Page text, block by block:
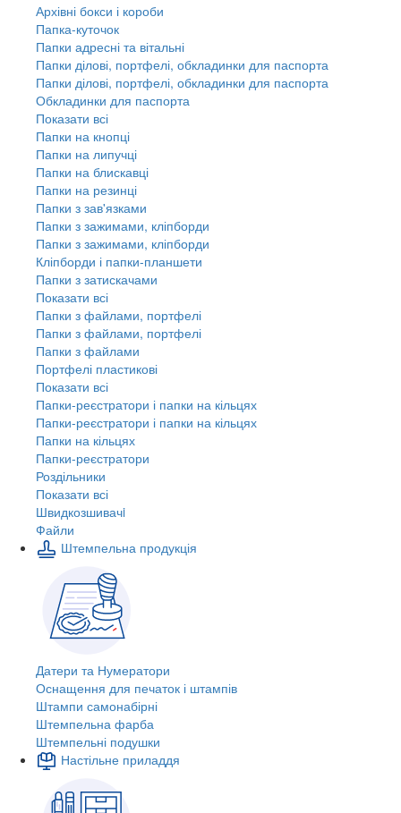
Архівні бокси і короби
Папка-куточок
Папки адресні та вітальні
Папки ділові, портфелі, обкладинки для паспорта
Папки ділові, портфелі, обкладинки для паспорта
Обкладинки для паспорта
Показати всі
Папки на кнопці
Папки на липучці
Папки на блискавці
Папки на резинці
Папки з зав'язками
Папки з зажимами, кліпборди
Папки з зажимами, кліпборди
Кліпборди і папки-планшети
Папки з затискачами
Показати всі
Папки з файлами, портфелі
Папки з файлами, портфелі
Папки з файлами
Портфелі пластикові
Показати всі
Папки-реєстратори і папки на кільцях
Папки-реєстратори і папки на кільцях
Папки на кільцях
Папки-реєстратори
Роздільники
Показати всі
Швидкозшивачi
Файли
Штемпельна продукція
Датери та Нумератори
Оснащення для печаток і штампів
Штампи самонабірні
Штемпельна фарба
Штемпельні подушки
Настільне приладдя